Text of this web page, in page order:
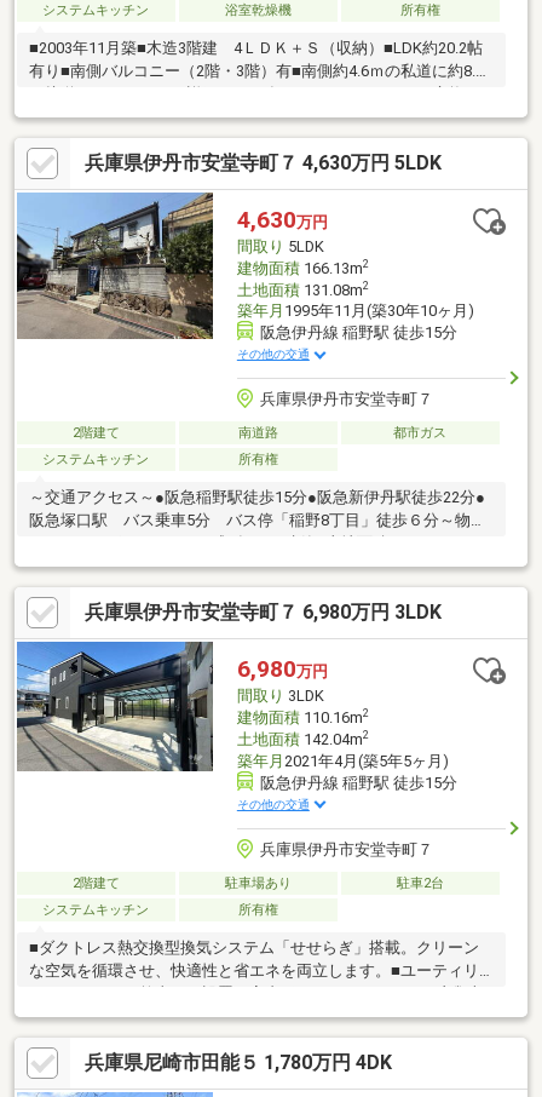
システムキッチン
浴室乾燥機 所有権
■2003年11月築■木造3階建 4ＬＤＫ＋Ｓ（収納）■LDK約20.2帖
有り■南側バルコニー（2階・3階）有■南側約4.6ｍの私道に約8.6
ｍ接道～ リフォーム詳細（2026年6月） ～・キッチン交換
（食器洗乾燥機付）・ユニットバス交換（浴室換気乾燥機付）・
洗面台交換・1階、2階トイレ交換（洗浄便座付）予定・全室クロ
ス貼替・全室フロアタイル上張り・全室ドア建具交換・ＴＶモニ
ター付インターホン設置・ガス給湯器点検・ハウスクリーニング
実施～ 周辺施設 ～・尼崎市立園田小学校 約440ｍ・尼崎市
立園田中学校 約420ｍ
兵庫県伊丹市安堂寺町７ 4,630万円 5LDK
4,630万円
間取り 5LDK
建物面積166.13m2
土地面積131.08m2
築年月 1995年11月(築30年10ヶ月)
阪急伊丹線 稲野駅 徒歩15分
その他の交通
兵庫県伊丹市安堂寺町７
2階建て 南道路
都市ガス
システムキッチン
所有権
～交通アクセス～●阪急稲野駅徒歩15分●阪急新伊丹駅徒歩22分●
阪急塚口駅 バス乗車5分 バス停「稲野8丁目」徒歩６分～物件
（39.65坪）■建物面積 166.13㎡（50.25坪）■５LDKの間取り■南
向きのお家／陽当たり・通風良好■周辺は閑静な住宅街■現況空き
家／お気軽にご内覧可能～周辺施設～・笹原小学校 約740ｍ（徒
歩10分）・笹原中学校 約640ｍ（徒歩8分）・スーパーオオジ安堂
寺店 約280ｍ（徒歩4分）・セブンイレブン伊丹南野5丁目店 約
380m（徒歩5分）・笹原公園 約640ｍ（徒歩8分）
兵庫県伊丹市安堂寺町７ 6,980万円 3LDK
6,980万円
間取り 3LDK
建物面積110.16m2
土地面積142.04m2
築年月 2021年4月(築5年5ヶ月)
阪急伊丹線 稲野駅 徒歩15分
その他の交通
兵庫県伊丹市安堂寺町７
2階建て 駐車場あり
駐車2台
システムキッチン
所有権
■ダクトレス熱交換型換気システム「せせらぎ」搭載。クリーン
な空気を循環させ、快適性と省エネを両立します。■ユーティリ
ティールームに乾太くん設置！室内干し・アイロンがけ・衣類収
納に便利。■WCL・SCL・納戸・パントリー等、すっきり過ごせる
工夫が充実。■電動シャッター付き車庫で、愛車を守ります。お
車がないときは、お子様の外遊びスペースとしても、より安全に
過ごすことができます！車種によっては4台駐車可能！■LDKに家
兵庫県尼崎市田能５ 1,780万円 4DK